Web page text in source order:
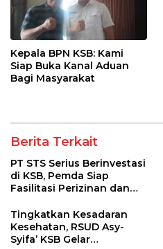
Kepala BPN KSB: Kami
Siap Buka Kanal Aduan
Bagi Masyarakat
Berita Terkait
PT STS Serius Berinvestasi
di KSB, Pemda Siap
Fasilitasi Perizinan dan
Regulasi
Tingkatkan Kesadaran
Kesehatan, RSUD Asy-
Syifa’ KSB Gelar